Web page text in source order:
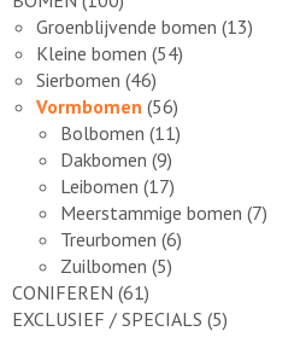
Groenblijvende bomen (13)
Kleine bomen (54)
Sierbomen (46)
Vormbomen (56)
Bolbomen (11)
Dakbomen (9)
Leibomen (17)
Meerstammige bomen (7)
Treurbomen (6)
Zuilbomen (5)
CONIFEREN (61)
EXCLUSIEF / SPECIALS (5)